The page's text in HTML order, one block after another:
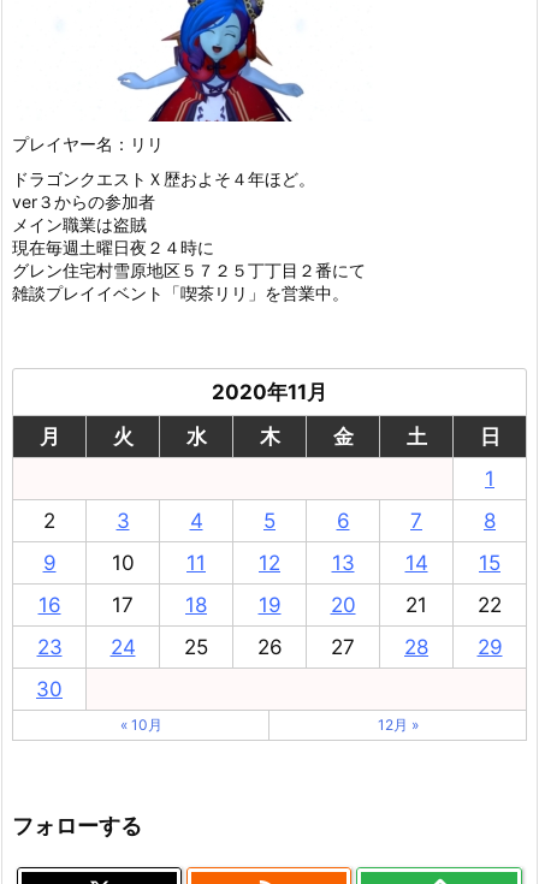
プレイヤー名：リリ
ドラゴンクエストＸ歴およそ４年ほど。
ver３からの参加者
メイン職業は盗賊
現在毎週土曜日夜２４時に
グレン住宅村雪原地区５７２５丁丁目２番にて
雑談プレイイベント「喫茶リリ」を営業中。
2020年11月
月
火 水 木 金 土
日
1
2
3 4 5 6 7
8
9
10 11 12 13 14
15
16
17 18 19 20 21
22
23
24 25 26 27 28
29
30
« 10月 12月 »
フォローする